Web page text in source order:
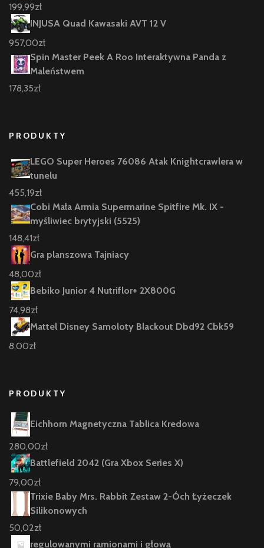
199,99zł
INJUSA Quad Kawasaki AVT 12 V
957,00zł
Spin Master Peek A Roo Interaktywna Panda z
Maleństwem
178,35zł
PRODUKTY
LEGO Super Heroes 76086 Atak Knightcrawlera w
tunelu
455,19zł
Cobi Mała Armia Supermarine Spitfire Mk. IX -
myśliwiec brytyjski (5525)
148,41zł
Gra planszowa Tajniacy
48,00zł
Bebiko Junior 4 Nutriflor+ 2X800G
74,98zł
Mattel Disney Samoloty Blackout Dbd92 Cbk59
8,00zł
PRODUKTY
Eichhorn Magnetyczna Tablica Kredowa
280,00zł
Battlefield 2042 (Gra Xbox Series X)
79,00zł
Trixie Baby Mrs. Rabbit Zestaw 2-Óch Łyżeczek
Silikonowych
50,02zł
regulowanymi ramionami i głową